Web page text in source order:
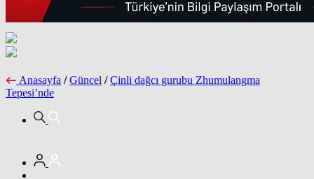
Anasayfa / Güncel / Çinli dağcı gurubu Zhumulangma
Tepesi’nde